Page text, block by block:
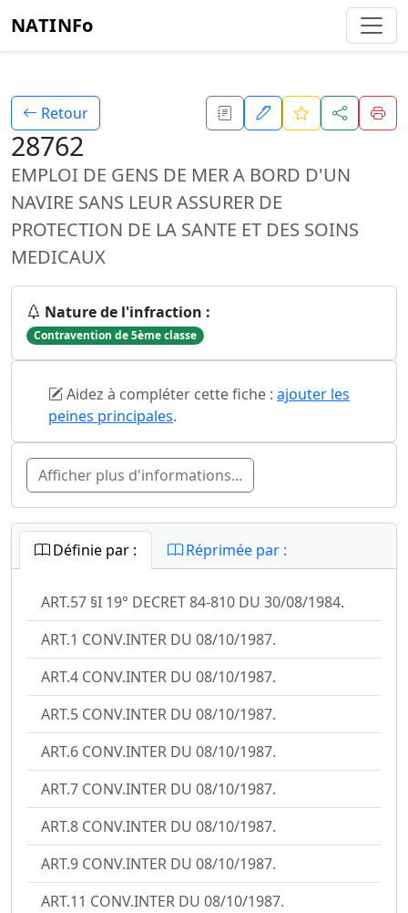
NATINFo
Retour
28762
EMPLOI DE GENS DE MER A BORD D'UN
NAVIRE SANS LEUR ASSURER DE
PROTECTION DE LA SANTE ET DES SOINS
MEDICAUX
Nature de l'infraction :
Contravention de 5ème classe
Aidez à compléter cette fiche : ajouter les
peines principales.
Afficher plus d'informations...
Définie par : Réprimée par :
ART.57 §I 19° DECRET 84-810 DU 30/08/1984.
ART.1 CONV.INTER DU 08/10/1987.
ART.4 CONV.INTER DU 08/10/1987.
ART.5 CONV.INTER DU 08/10/1987.
ART.6 CONV.INTER DU 08/10/1987.
ART.7 CONV.INTER DU 08/10/1987.
ART.8 CONV.INTER DU 08/10/1987.
ART.9 CONV.INTER DU 08/10/1987.
ART.11 CONV.INTER DU 08/10/1987.